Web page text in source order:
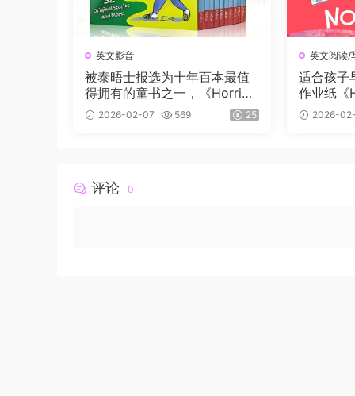
英文影音
被泰晤士报选为十年百本最值
得拥有的童书之一，《Horrid
Henry 》淘气包亨利系列，PD
F、音频、动画片1-5季229
2026-02-07 569 25
英文阅读/
适合孩子
作业纸
e Book
2026-
评论 0